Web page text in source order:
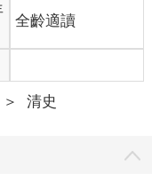
全齡適讀
＞ 清史